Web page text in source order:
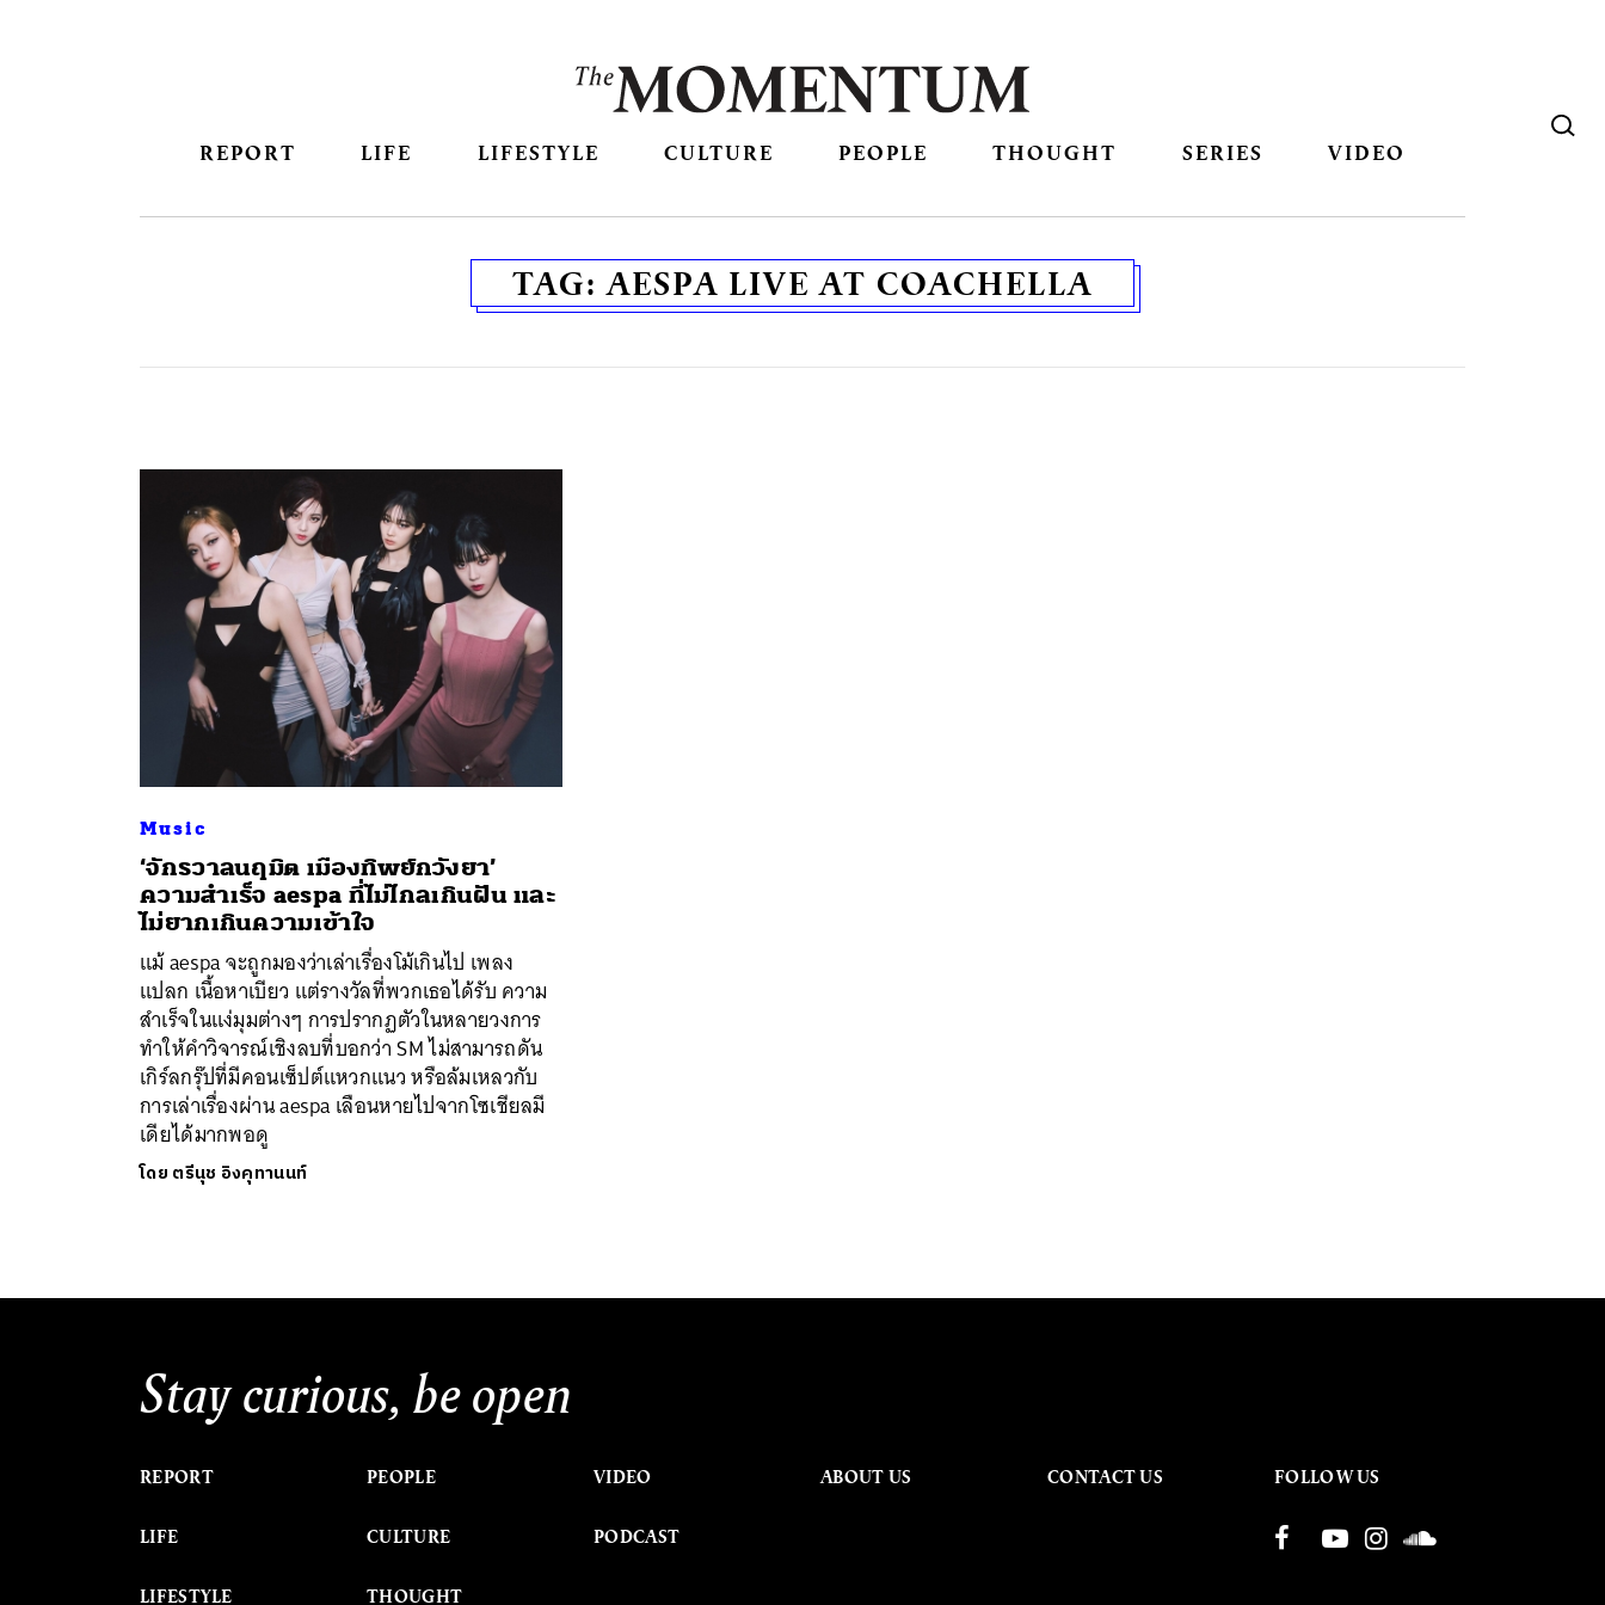
REPORT LIFE LIFESTYLE CULTURE PEOPLE THOUGHT SERIES VIDEO
TAG:AESPA LIVE AT COACHELLA
Music
‘จักรวาลนฤมิต เมืองทิพย์กวังยา’
ความสำเร็จ aespa ที่ไม่ไกลเกินฝัน และ
ไม่ยากเกินความเข้าใจ
แม้ aespa จะถูกมองว่าเล่าเรื่องโม้เกินไป เพลง
แปลก เนื้อหาเบียว แต่รางวัลที่พวกเธอได้รับ ความ
สำเร็จในแง่มุมต่างๆ การปรากฏตัวในหลายวงการ
ทำให้คำวิจารณ์เชิงลบที่บอกว่า SM ไม่สามารถดัน
เกิร์ลกรุ๊ปที่มีคอนเซ็ปต์แหวกแนว หรือล้มเหลวกับ
การเล่าเรื่องผ่าน aespa เลือนหายไปจากโซเชียลมี
เดียได้มากพอดู
โดย ตรีนุช อิงคุทานนท์
Stay curious, be open
REPORT
LIFE
LIFESTYLE
PEOPLE
CULTURE
THOUGHT
VIDEO
PODCAST
ABOUT US CONTACT US FOLLOW US